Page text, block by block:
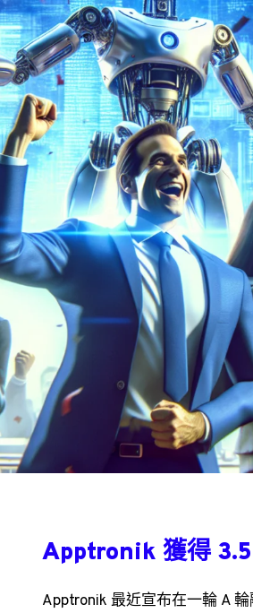
Apptronik 獲得
Apptronik 最近宣布在一輪 A